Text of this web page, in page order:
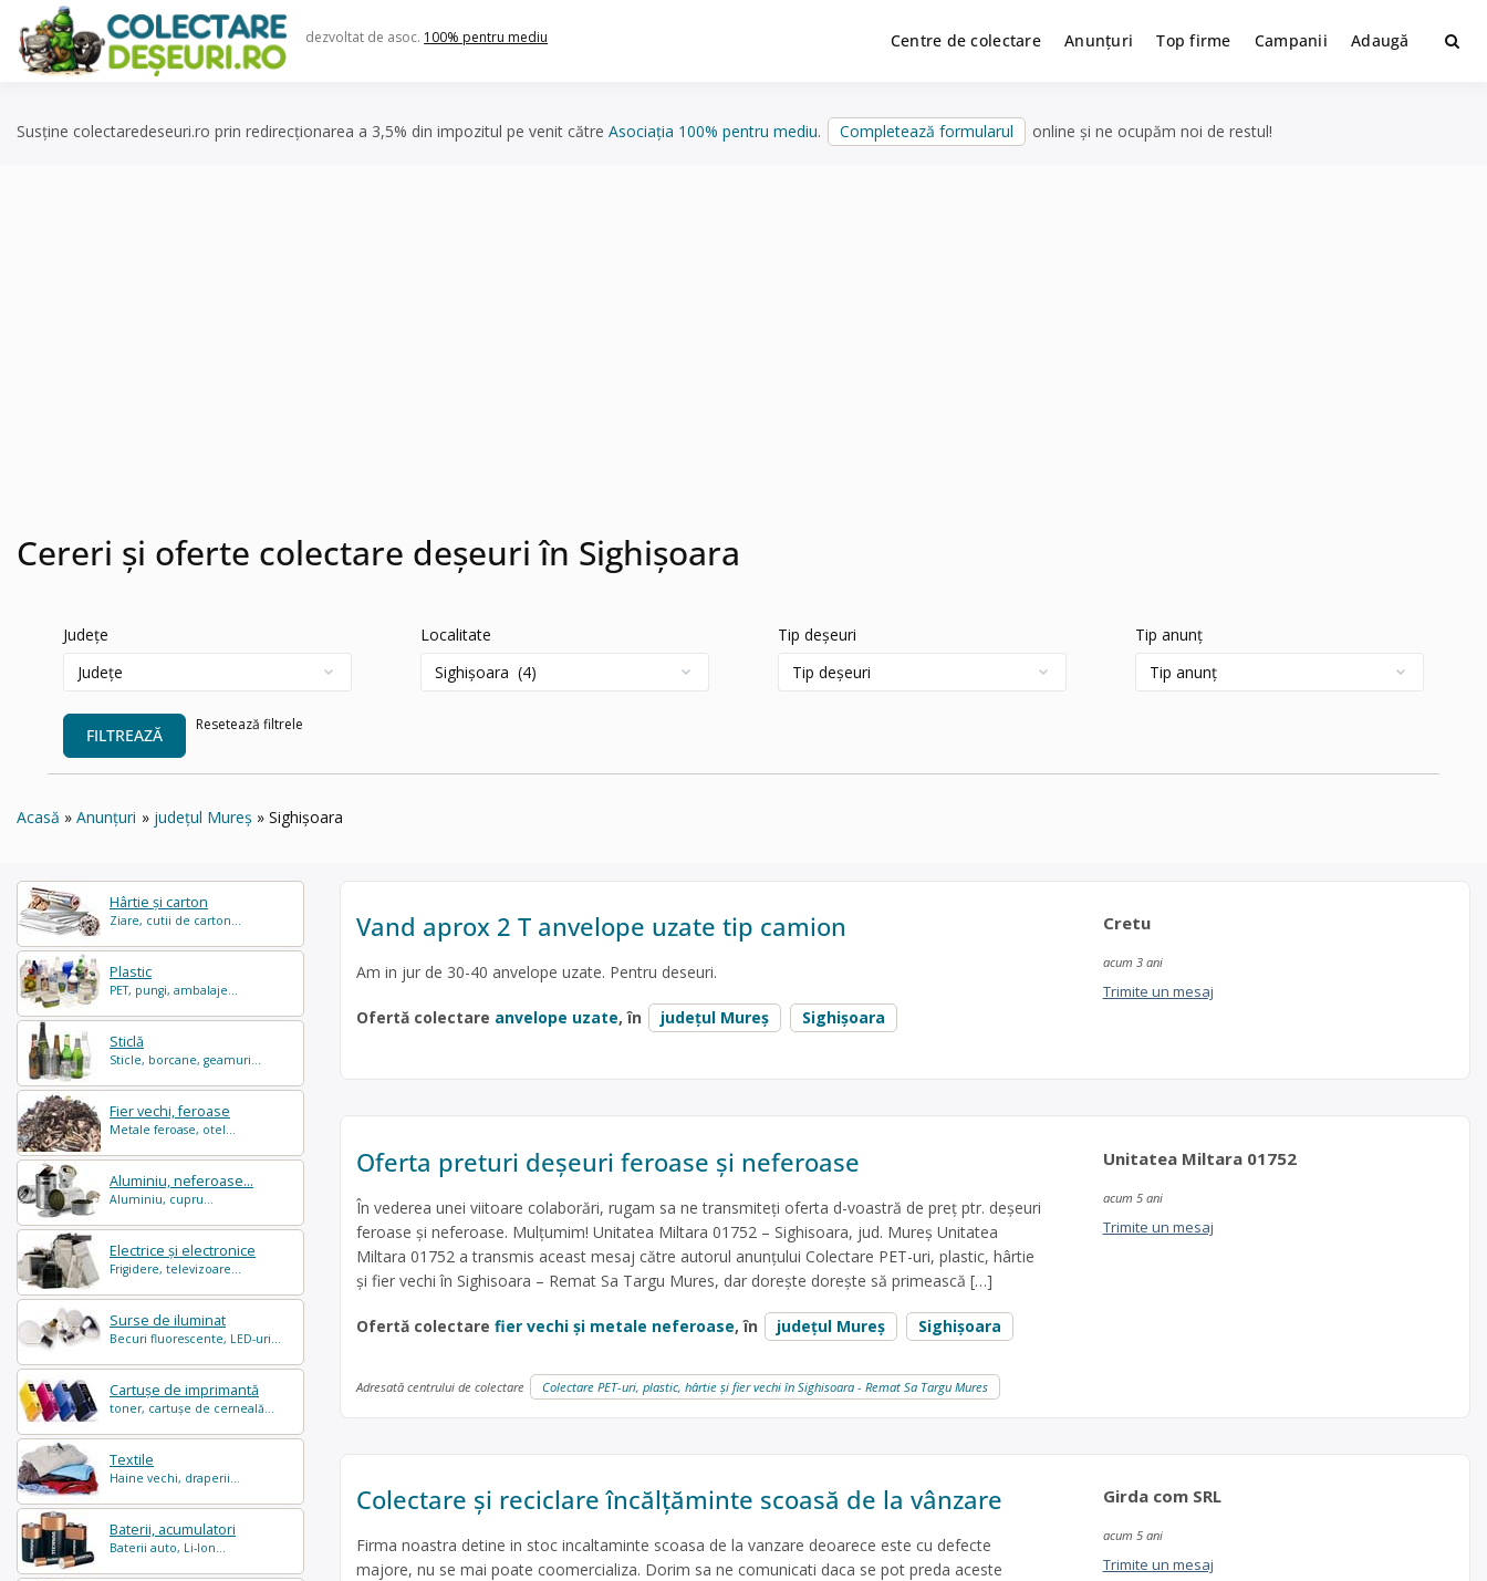
content
dezvoltat de asoc. 100% pentru mediu Centre de colectare Anunțuri Top firme Campanii Adaugă
Susține colectaredeseuri.ro prin redirecționarea a 3,5% din impozitul pe venit către Asociația 100% pentru mediu. Completează formularul online și ne ocupăm noi de restul!
Cereri și oferte colectare deșeuri în Sighișoara
Județe Localitate Tip deșeuri Tip anunț
FILTREAZĂ
Resetează filtrele
Acasă Anunțuri județul Mureș Sighișoara
Hârtie și carton
Ziare, cutii de carton...
Plastic
PET, pungi, ambalaje...
Sticlă
Sticle, borcane, geamuri...
Fier vechi, feroase
Metale feroase, otel...
Aluminiu, neferoase...
Aluminiu, cupru...
Electrice și electronice
Frigidere, televizoare...
Surse de iluminat
Becuri fluorescente, LED-uri...
Cartușe de imprimantă
toner, cartușe de cerneală...
Textile
Haine vechi, draperii...
Baterii, acumulatori
Baterii auto, Li-Ion...
Vand aprox 2 T anvelope uzate tip camion
Am in jur de 30-40 anvelope uzate. Pentru deseuri.
Ofertă colectare anvelope uzate, în județul Mureș Sighișoara
Cretu
acum 3 ani
Trimite un mesaj
Oferta preturi deșeuri feroase și neferoase
În vederea unei viitoare colaborări, rugam sa ne transmiteți oferta d-voastră de preț ptr. deșeuri
feroase și neferoase. Mulțumim! Unitatea Miltara 01752 – Sighisoara, jud. Mureș Unitatea
Miltara 01752 a transmis aceast mesaj către autorul anunțului Colectare PET-uri, plastic, hârtie
și fier vechi în Sighisoara – Remat Sa Targu Mures, dar dorește dorește să primească […]
Ofertă colectare fier vechi și metale neferoase, în județul Mureș Sighișoara
Unitatea Miltara 01752
acum 5 ani
Trimite un mesaj
Adresată centrului de colectare Colectare PET-uri, plastic, hârtie și fier vechi în Sighisoara - Remat Sa Targu Mures
Colectare și reciclare încălțăminte scoasă de la vânzare
Firma noastra detine in stoc incaltaminte scoasa de la vanzare deoarece este cu defecte
majore, nu se mai poate coomercializa. Dorim sa ne comunicati daca se pot preda aceste
Girda com SRL
acum 5 ani
Trimite un mesaj